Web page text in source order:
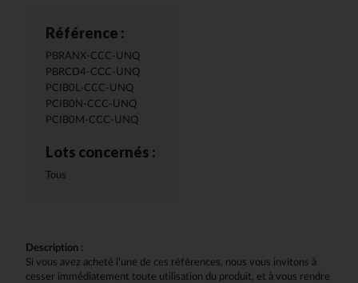
Référence :
PBRANX-CCC-UNQ
PBRCD4-CCC-UNQ
PCIB0L-CCC-UNQ
PCIB0N-CCC-UNQ
PCIB0M-CCC-UNQ
Lots concernés :
Tous
Description :
Si vous avez acheté l'une de ces références, nous vous invitons à
cesser immédiatement toute utilisation du produit, et à vous rendre